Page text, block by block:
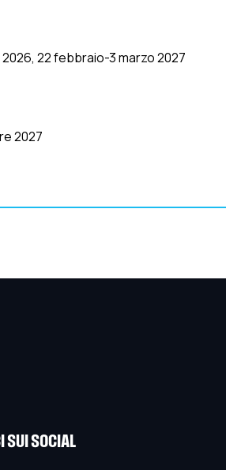
22 febbraio-3 marzo 2027
2027
SUI SOCIAL